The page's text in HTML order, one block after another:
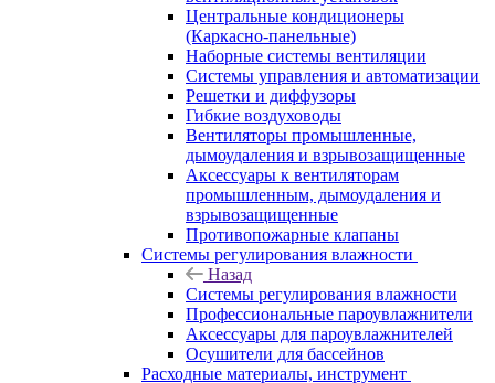
Центральные кондиционеры
(Каркасно-панельные)
Наборные системы вентиляции
Системы управления и автоматизации
Решетки и диффузоры
Гибкие воздуховоды
Вентиляторы промышленные,
дымоудаления и взрывозащищенные
Аксессуары к вентиляторам
промышленным, дымоудаления и
взрывозащищенные
Противопожарные клапаны
Системы регулирования влажности
Назад
Системы регулирования влажности
Профессиональные пароувлажнители
Аксессуары для пароувлажнителей
Осушители для бассейнов
Расходные материалы, инструмент